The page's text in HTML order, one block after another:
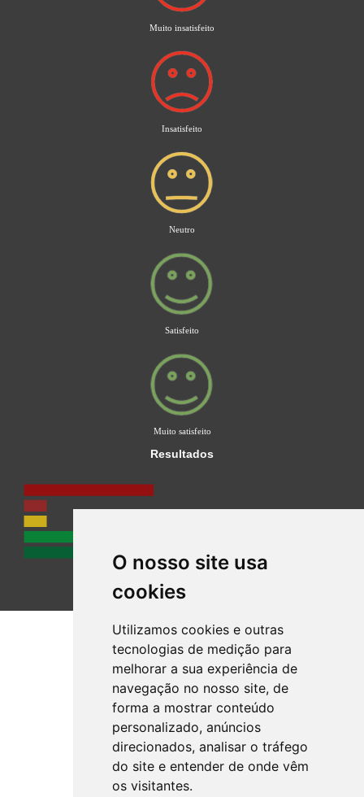
O nosso site usa
cookies
Utilizamos cookies e outras
tecnologias de medição para
melhorar a sua experiência de
navegação no nosso site, de
forma a mostrar conteúdo
personalizado, anúncios
direcionados, analisar o tráfego
do site e entender de onde vêm
os visitantes.
Muito insatisfeito
Insatisfeito
Neutro
Satisfeito
Muito satisfeito
Resultados